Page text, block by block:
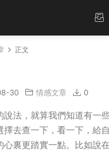
正文
30 情感文章 0
說法，就算我們知道有一
擇去查一下，看一下，給
心裏更踏實一點。比如說